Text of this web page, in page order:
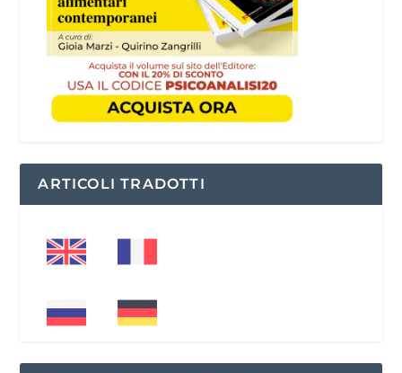
ARTICOLI TRADOTTI